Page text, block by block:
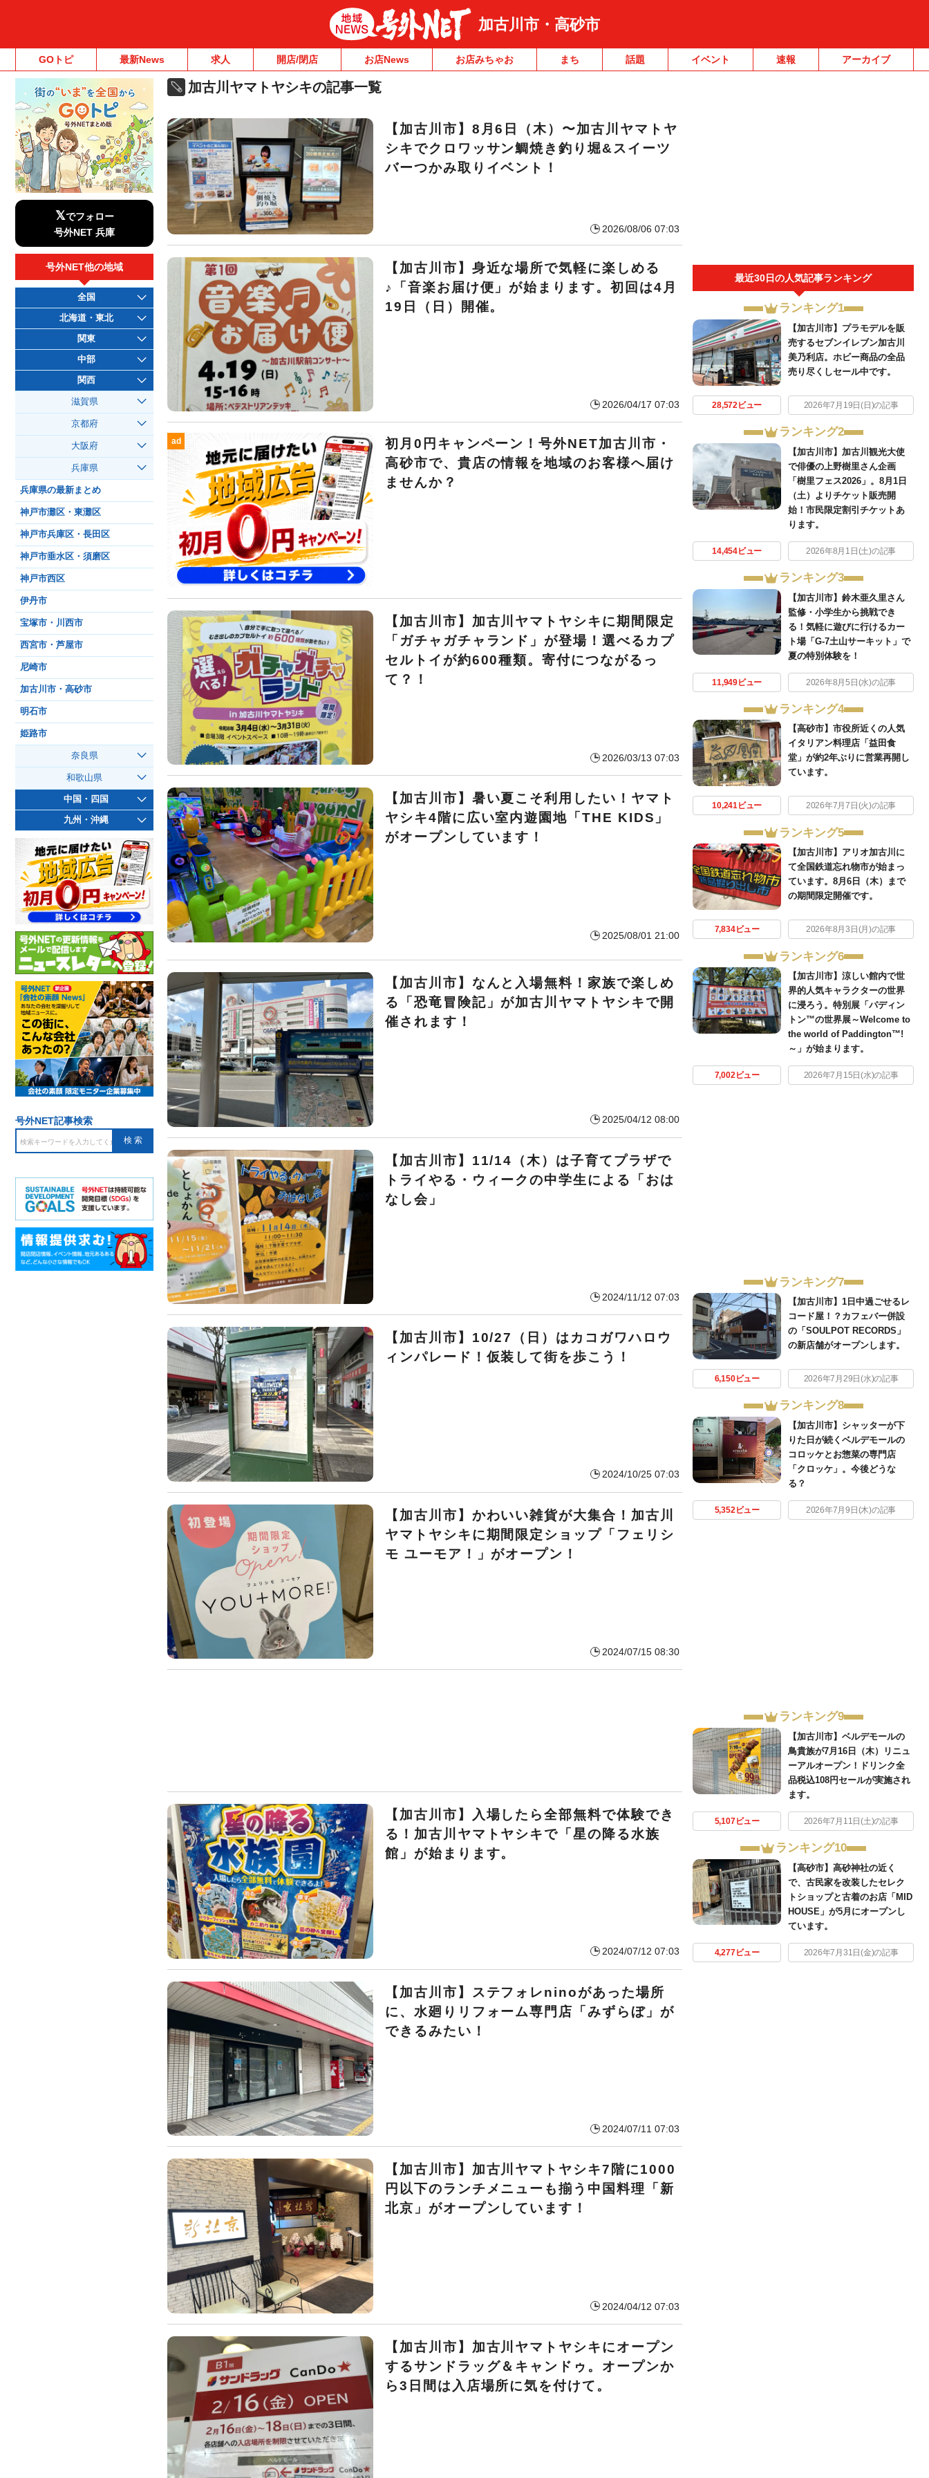
加古川市・高砂市
GOトピ 最新News 求人 開店/閉店 お店News お店みちゃお まち 話題 イベント 速報 アーカイブ
加古川ヤマトヤシキの記事一覧
【加古川市】8月6日（木）〜加古川ヤマトヤ
シキでクロワッサン鯛焼き釣り堀&スイーツ
バーつかみ取りイベント！
2026/08/06 07:03
【加古川市】身近な場所で気軽に楽しめる
♪「音楽お届け便」が始まります。初回は4月
19日（日）開催。
2026/04/17 07:03
ad
初月0円キャンペーン！号外NET加古川市・
高砂市で、貴店の情報を地域のお客様へ届け
ませんか？
【加古川市】加古川ヤマトヤシキに期間限定
「ガチャガチャランド」が登場！選べるカプ
セルトイが約600種類。寄付につながるっ
て？！
2026/03/13 07:03
【加古川市】暑い夏こそ利用したい！ヤマト
ヤシキ4階に広い室内遊園地「THE KIDS」
がオープンしています！
2025/08/01 21:00
【加古川市】なんと入場無料！家族で楽しめ
る「恐竜冒険記」が加古川ヤマトヤシキで開
催されます！
2025/04/12 08:00
【加古川市】11/14（木）は子育てプラザで
トライやる・ウィークの中学生による「おは
なし会」
2024/11/12 07:03
【加古川市】10/27（日）はカコガワハロウ
ィンパレード！仮装して街を歩こう！
2024/10/25 07:03
【加古川市】かわいい雑貨が大集合！加古川
ヤマトヤシキに期間限定ショップ「フェリシ
モ ユーモア！」がオープン！
2024/07/15 08:30
【加古川市】入場したら全部無料で体験でき
る！加古川ヤマトヤシキで「星の降る水族
館」が始まります。
2024/07/12 07:03
【加古川市】ステフォレninoがあった場所
に、水廻りリフォーム専門店「みずらぼ」が
できるみたい！
2024/07/11 07:03
【加古川市】加古川ヤマトヤシキ7階に1000
円以下のランチメニューも揃う中国料理「新
北京」がオープンしています！
2024/04/12 07:03
【加古川市】加古川ヤマトヤシキにオープン
するサンドラッグ＆キャンドゥ。オープンか
ら3日間は入店場所に気を付けて。
最近30日の人気記事ランキング
ランキング1
【加古川市】プラモデルを販
売するセブンイレブン加古川
美乃利店。ホビー商品の全品
売り尽くしセール中です。
28,572ビュー 2026年7月19日(日)の記事
ランキング2
【加古川市】加古川観光大使
で俳優の上野樹里さん企画
「樹里フェス2026」。8月1日
（土）よりチケット販売開
始！市民限定割引チケットあ
ります。
14,454ビュー 2026年8月1日(土)の記事
ランキング3
【加古川市】鈴木亜久里さん
監修・小学生から挑戦でき
る！気軽に遊びに行けるカー
ト場「G-7土山サーキット」で
夏の特別体験を！
11,949ビュー 2026年8月5日(水)の記事
ランキング4
【高砂市】市役所近くの人気
イタリアン料理店「益田食
堂」が約2年ぶりに営業再開し
ています。
10,241ビュー 2026年7月7日(火)の記事
ランキング5
【加古川市】アリオ加古川に
て全国鉄道忘れ物市が始まっ
ています。8月6日（木）まで
の期間限定開催です。
7,834ビュー 2026年8月3日(月)の記事
ランキング6
【加古川市】涼しい館内で世
界的人気キャラクターの世界
に浸ろう。特別展「パディン
トン™の世界展～Welcome to
the world of Paddington™!
～」が始まります。
7,002ビュー 2026年7月15日(水)の記事
ランキング7
【加古川市】1日中過ごせるレ
コード屋！？カフェバー併設
の「SOULPOT RECORDS」
の新店舗がオープンします。
6,150ビュー 2026年7月29日(水)の記事
ランキング8
【加古川市】シャッターが下
りた日が続くベルデモールの
コロッケとお惣菜の専門店
「クロッケ」。今後どうな
る？
5,352ビュー 2026年7月9日(木)の記事
ランキング9
【加古川市】ベルデモールの
鳥貴族が7月16日（木）リニュ
ーアルオープン！ドリンク全
品税込108円セールが実施され
ます。
5,107ビュー 2026年7月11日(土)の記事
ランキング10
【高砂市】高砂神社の近く
で、古民家を改装したセレク
トショップと古着のお店「MID
HOUSE」が5月にオープンし
ています。
4,277ビュー 2026年7月31日(金)の記事
𝕏でフォロー
号外NET 兵庫
号外NET他の地域
全国
北海道・東北
関東
中部
関西
滋賀県
京都府
大阪府
兵庫県
兵庫県の最新まとめ
神戸市灘区・東灘区
神戸市兵庫区・長田区
神戸市垂水区・須磨区
神戸市西区
伊丹市
宝塚市・川西市
西宮市・芦屋市
尼崎市
加古川市・高砂市
明石市
姫路市
奈良県
和歌山県
中国・四国
九州・沖縄
号外NET記事検索